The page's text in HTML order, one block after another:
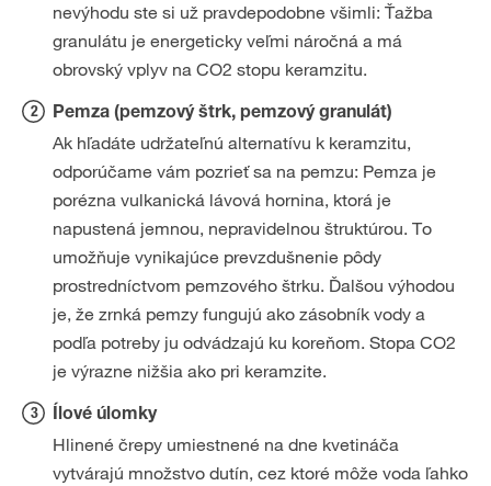
nevýhodu ste si už pravdepodobne všimli: Ťažba
granulátu je energeticky veľmi náročná a má
obrovský vplyv na CO2 stopu keramzitu.
Pemza (pemzový štrk, pemzový granulát)
Ak hľadáte udržateľnú alternatívu k keramzitu,
odporúčame vám pozrieť sa na pemzu: Pemza je
porézna vulkanická lávová hornina, ktorá je
napustená jemnou, nepravidelnou štruktúrou. To
umožňuje vynikajúce prevzdušnenie pôdy
prostredníctvom pemzového štrku. Ďalšou výhodou
je, že zrnká pemzy fungujú ako zásobník vody a
podľa potreby ju odvádzajú ku koreňom. Stopa CO2
je výrazne nižšia ako pri keramzite.
Ílové úlomky
Hlinené črepy umiestnené na dne kvetináča
vytvárajú množstvo dutín, cez ktoré môže voda ľahko